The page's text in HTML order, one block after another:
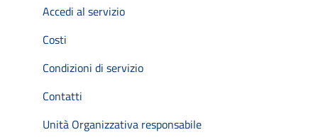
Accedi al servizio
Costi
Condizioni di servizio
Contatti
Unità Organizzativa responsabile